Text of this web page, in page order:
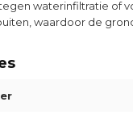
waterinfiltratie of
waardoor de